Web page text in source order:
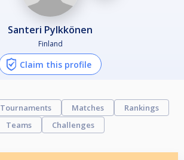
Santeri Pylkkönen
Finland
Claim this profile
Tournaments Matches
Rankings
Teams
Challenges